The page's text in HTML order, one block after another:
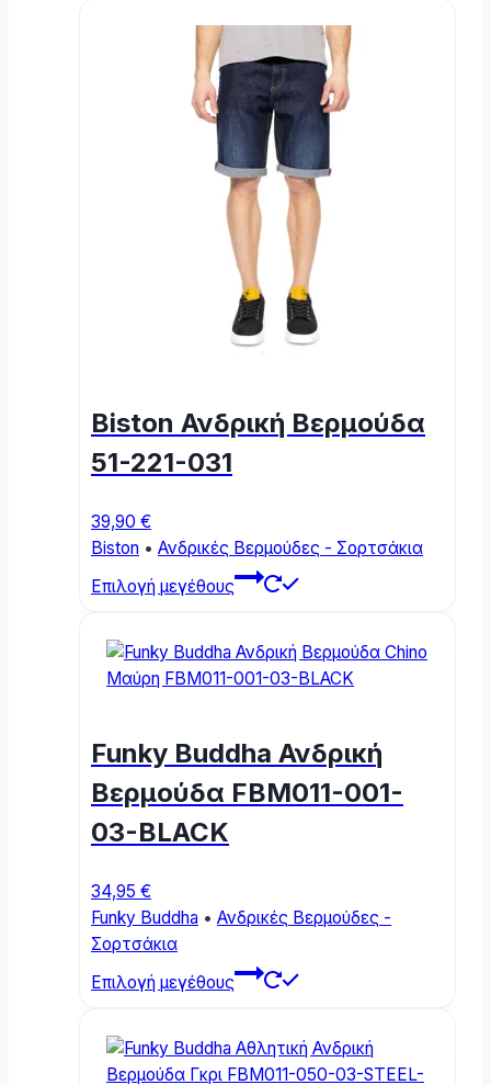
Biston Ανδρική Βερμούδα
51-221-031
39,90 €
Biston • Ανδρικές Βερμούδες - Σορτσάκια
Επιλογή μεγέθους
multiple
variants.
may
be
chosen
page
Funky Buddha Ανδρική
Βερμούδα FBM011-001-
03-BLACK
34,95 €
Funky Buddha • Ανδρικές Βερμούδες -
Σορτσάκια
Επιλογή μεγέθους
multiple
variants.